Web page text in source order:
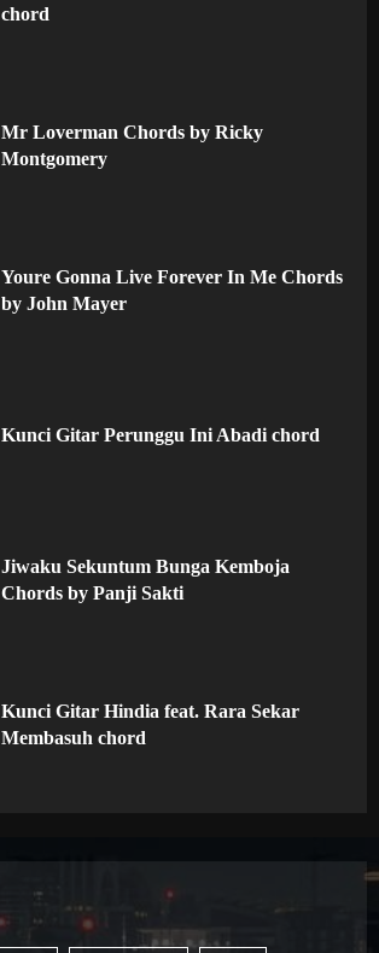
chord
Mr Loverman Chords by Ricky
Montgomery
Youre Gonna Live Forever In Me Chords
by John Mayer
Kunci Gitar Perunggu Ini Abadi chord
Jiwaku Sekuntum Bunga Kemboja
Chords by Panji Sakti
Kunci Gitar Hindia feat. Rara Sekar
Membasuh chord